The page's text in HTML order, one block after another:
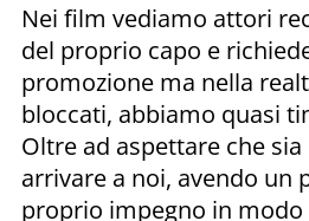
Nei film vediamo attori
del proprio capo e
promozione ma nella
bloccati, abbiamo quasi
Oltre ad aspettare che
arrivare a noi, avendo un
proprio impegno in